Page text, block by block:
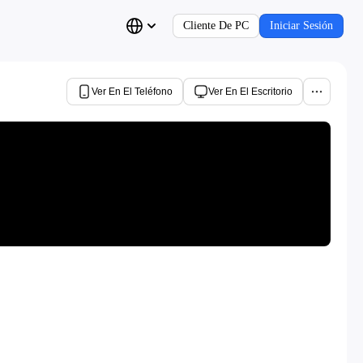
Cliente De PC Iniciar Sesión
Ver En El Teléfono Ver En El Escritorio